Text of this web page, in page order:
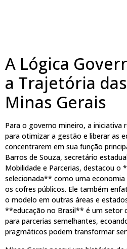
A Lógica
a Trajetória
Minas Gerais
Para o governo mineiro, a iniciativa
para otimizar a gestão e liberar as
concentrarem em sua função
Barros de Souza, secretário
Mobilidade e Parcerias, destacou o
selecionada** como uma economia
os cofres públicos. Ele também
o modelo em outras áreas e
**educação no Brasil** é um setor
para parcerias semelhantes,
pragmáticos podem transformar